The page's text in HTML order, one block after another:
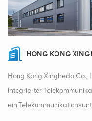
HONG KONG
Hong Kong Xingheda Co.,
integrierter
ein